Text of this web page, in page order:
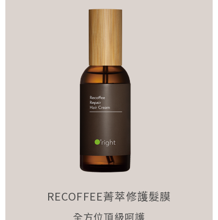
RECOFFEE菁萃修護髮膜
全方位頂級呵護